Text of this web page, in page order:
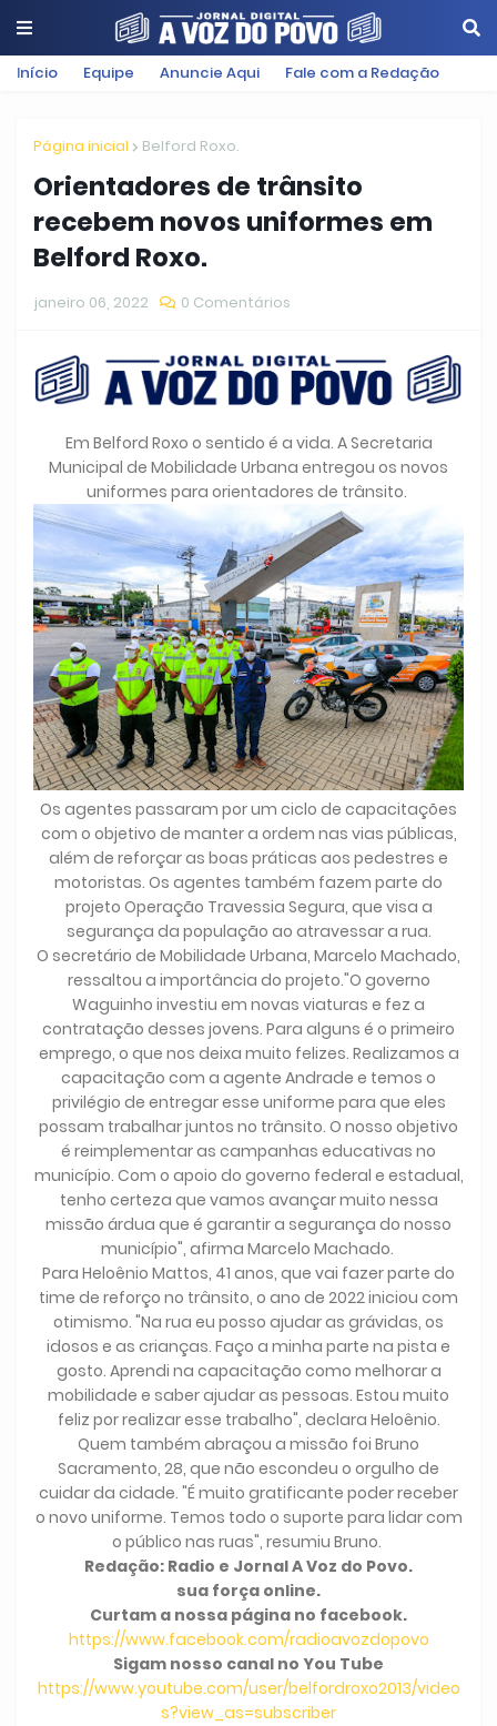
Início Equipe Anuncie Aqui Fale com a Redação
Página inicial Belford Roxo.
Orientadores de trânsito
recebem novos uniformes em
Belford Roxo.
janeiro 06, 2022 0 Comentários
Em Belford Roxo o sentido é a vida. A Secretaria
Municipal de Mobilidade Urbana entregou os novos
uniformes para orientadores de trânsito.
Os agentes passaram por um ciclo de capacitações
com o objetivo de manter a ordem nas vias públicas,
além de reforçar as boas práticas aos pedestres e
motoristas. Os agentes também fazem parte do
projeto Operação Travessia Segura, que visa a
segurança da população ao atravessar a rua.
O secretário de Mobilidade Urbana, Marcelo Machado,
ressaltou a importância do projeto."O governo
Waguinho investiu em novas viaturas e fez a
contratação desses jovens. Para alguns é o primeiro
emprego, o que nos deixa muito felizes. Realizamos a
capacitação com a agente Andrade e temos o
privilégio de entregar esse uniforme para que eles
possam trabalhar juntos no trânsito. O nosso objetivo
é reimplementar as campanhas educativas no
município. Com o apoio do governo federal e estadual,
tenho certeza que vamos avançar muito nessa
missão árdua que é garantir a segurança do nosso
município", afirma Marcelo Machado.
Para Heloênio Mattos, 41 anos, que vai fazer parte do
time de reforço no trânsito, o ano de 2022 iniciou com
otimismo. "Na rua eu posso ajudar as grávidas, os
idosos e as crianças. Faço a minha parte na pista e
gosto. Aprendi na capacitação como melhorar a
mobilidade e saber ajudar as pessoas. Estou muito
feliz por realizar esse trabalho", declara Heloênio.
Quem também abraçou a missão foi Bruno
Sacramento, 28, que não escondeu o orgulho de
cuidar da cidade. "É muito gratificante poder receber
o novo uniforme. Temos todo o suporte para lidar com
o público nas ruas", resumiu Bruno.
Redação: Radio e Jornal A Voz do Povo.
sua força online.
Curtam a nossa página no facebook.
https://www.facebook.com/radioavozdopovo
Sigam nosso canal no You Tube
https://www.youtube.com/user/belfordroxo2013/video
s?view_as=subscriber